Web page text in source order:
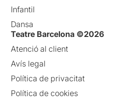
Infantil
Dansa
Teatre Barcelona ©2026
Atenció al client
Avís legal
Política de privacitat
Política de cookies